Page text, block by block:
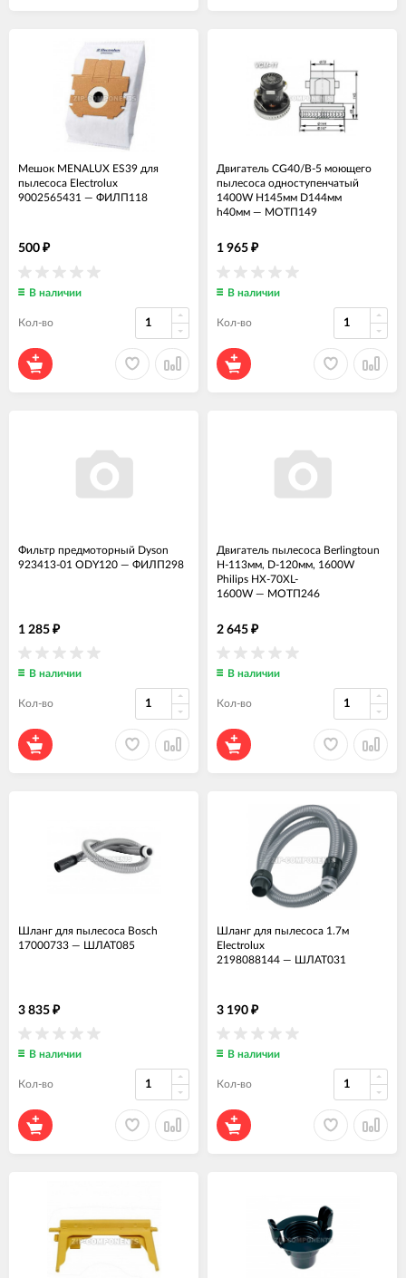
Мешок MENALUX ES39 для
пылесоса Electrolux
9002565431 — ФИЛП118
500 ₽
В наличии
Кол-во
Двигатель CG40/B-5 моющего
пылесоса одноступенчатый
1400W H145мм D144мм
h40мм — МОТП149
1 965 ₽
В наличии
Кол-во
Фильтр предмоторный Dyson
923413-01 ODY120 — ФИЛП298
1 285 ₽
В наличии
Кол-во
Двигатель пылесоса Berlingtoun
H-113мм, D-120мм, 1600W
Philips HX-70XL-
1600W — МОТП246
2 645 ₽
В наличии
Кол-во
Шланг для пылесоса Bosch
17000733 — ШЛАТ085
3 835 ₽
В наличии
Кол-во
Шланг для пылесоса 1.7м
Electrolux
2198088144 — ШЛАТ031
3 190 ₽
В наличии
Кол-во